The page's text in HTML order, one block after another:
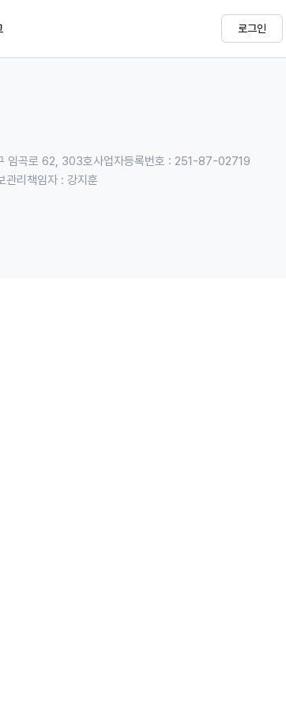
로그인
임곡로 62, 303호사업자등록번호 : 251-87-02719
관리책임자 : 강지훈